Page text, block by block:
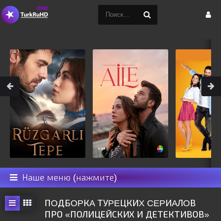
Наше меню (нажмите)
ПOДБOPКA ТУPEЦКИX CEPИAЛOВ
ПРО «ПОЛИЦЕЙСКИХ И ДЕТЕКТИВОВ»